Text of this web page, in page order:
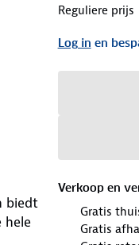
Reguliere prijs
Log in en
Verkoop en
Gratis
Gratis
biedt
hele